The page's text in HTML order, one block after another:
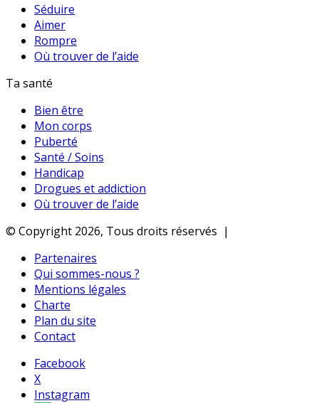
Séduire
Aimer
Rompre
Où trouver de l’aide
Ta santé
Bien être
Mon corps
Puberté
Santé / Soins
Handicap
Drogues et addiction
Où trouver de l’aide
© Copyright 2026, Tous droits réservés |
Partenaires
Qui sommes-nous ?
Mentions légales
Charte
Plan du site
Contact
Facebook
X
Instagram